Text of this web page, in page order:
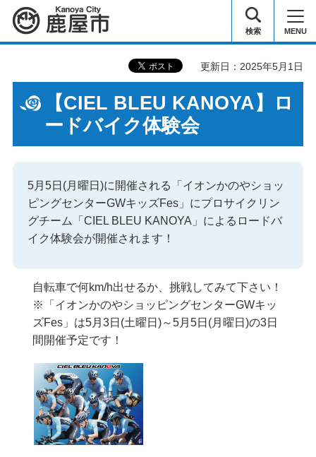
鹿屋市 検索 MENU
更新日：2025年5月1日
【CIEL BLEU KANOYA】ロ
ードバイク体験会
5月5日(月曜日)に開催される「イオンかのやショッ
ピングセンターGWキッズFes」にプロサイクリン
グチーム「CIEL BLEU KANOYA」によるロードバ
イク体験会が開催されます！
自転車で何km/h出せるか、挑戦してみて下さい！
※「イオンかのやショッピングセンターGWキッ
ズFes」は5月3日(土曜日)～5月5日(月曜日)の3日
間開催予定です！